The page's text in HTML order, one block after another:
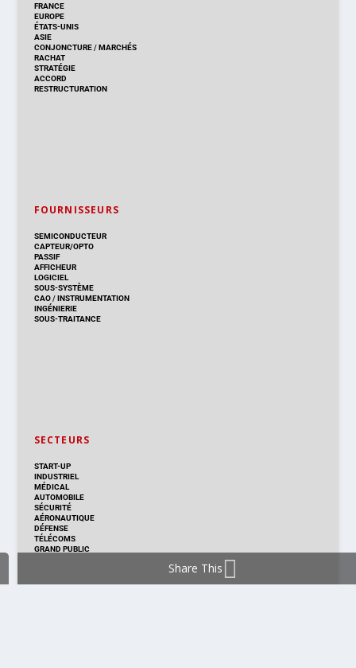
FRANCE
EUROPE
ÉTATS-UNIS
ASIE
CONJONCTURE/MARCHÉS
RACHAT
STRATÉGIE
ACCORD
RESTRUCTURATION
FOURNISSEURS
SEMICONDUCTEUR
CAPTEUR/OPTO
PASSIF
AFFICHEUR
LOGICIEL
SOUS-SYSTÈME
CAO/INSTRUMENTATION
INGÉNIERIE
SOUS-TRAITANCE
SECTEURS
START-UP
INDUSTRIEL
MÉDICAL
AUTOMOBILE
SÉCURITÉ
AÉRONAUTIQUE
DÉFENSE
TÉLÉCOMS
GRAND PUBLIC
Share This